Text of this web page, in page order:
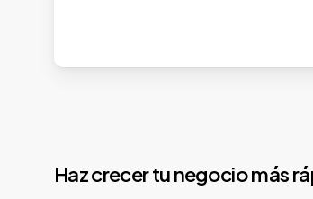
Haz crecer tu negocio más